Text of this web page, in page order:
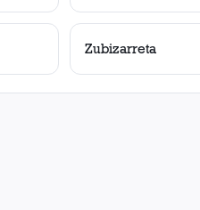
Zubizarreta